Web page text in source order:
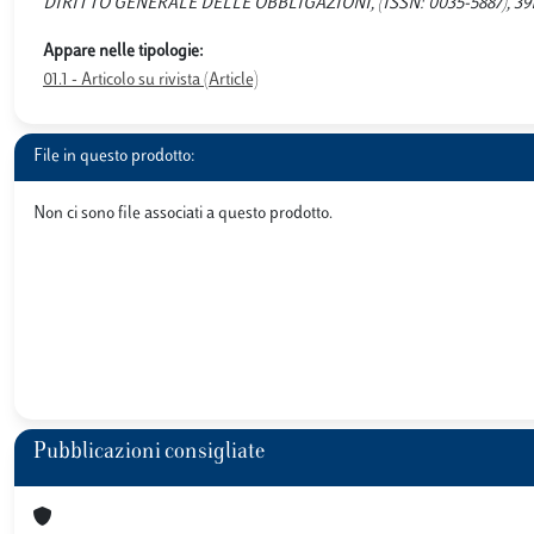
DIRITTO GENERALE DELLE OBBLIGAZIONI, (ISSN: 0035-5887),
Appare nelle tipologie:
01.1 - Articolo su rivista (Article)
File in questo prodotto:
Non ci sono file associati a questo prodotto.
Pubblicazioni consigliate